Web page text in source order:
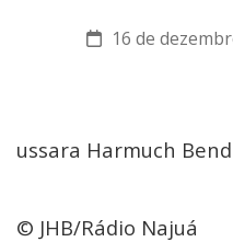
16 de
ussara Harmuch
© JHB/Rádio Najuá